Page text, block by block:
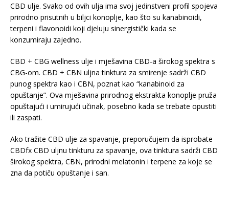
CBD ulje. Svako od ovih ulja ima svoj jedinstveni profil spojeva
prirodno prisutnih u biljci konoplje, kao što su kanabinoidi,
terpeni i flavonoidi koji djeluju sinergistički kada se
konzumiraju zajedno.
CBD + CBG wellness ulje i mješavina CBD-a širokog spektra s
CBG-om. CBD + CBN uljna tinktura za smirenje sadrži CBD
punog spektra kao i CBN, poznat kao “kanabinoid za
opuštanje”. Ova mješavina prirodnog ekstrakta konoplje pruža
opuštajući i umirujući učinak, posebno kada se trebate opustiti
ili zaspati.
Ako tražite CBD ulje za spavanje, preporučujem da isprobate
CBDfx CBD uljnu tinkturu za spavanje, ova tinktura sadrži CBD
širokog spektra, CBN, prirodni melatonin i terpene za koje se
zna da potiču opuštanje i san.